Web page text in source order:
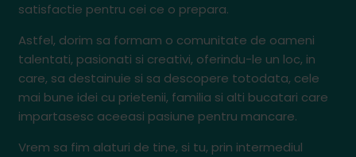
satisfactie pentru cei ce o prepara.
Astfel, dorim sa formam o comunitate de oameni
talentati, pasionati si creativi, oferindu-le un loc, in
care, sa destainuie si sa descopere totodata, cele
mai bune idei cu prietenii, familia si alti bucatari care
impartasesc aceeasi pasiune pentru mancare.
Vrem sa fim alaturi de tine, si tu, prin intermediul